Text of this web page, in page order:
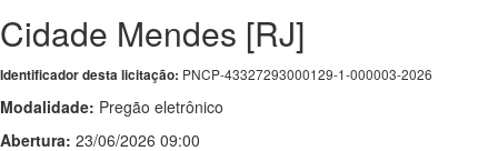
Cidade Mendes [RJ]
Identificador desta licitação: PNCP-43327293000129-1-000003-2026
Modalidade: Pregão eletrônico
Abertura: 23/06/2026 09:00